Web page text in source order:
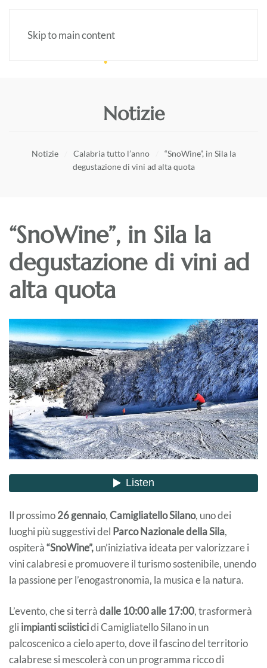
Skip to main content
Notizie
Notizie Calabria tutto l’anno
“SnoWine”, in Sila la
degustazione di vini ad alta quota
“SnoWine”, in Sila la
degustazione di vini ad
alta quota
Il prossimo26 gennaio,Camigliatello Silano, uno dei
luoghi più suggestivi del Parco Nazionale della Sila,
ospiterà“SnoWine”,un’iniziativa ideata per valorizzare i
vini calabresi e promuovere il turismo sostenibile, unendo
la passione per l’enogastronomia, la musica e la natura.
L’evento, che si terràdalle 10:00 alle 17:00, trasformerà
gli impianti sciisticidi Camigliatello Silano in un
palcoscenico a cielo aperto, dove il fascino del territorio
calabrese si mescolerà con un programma ricco di